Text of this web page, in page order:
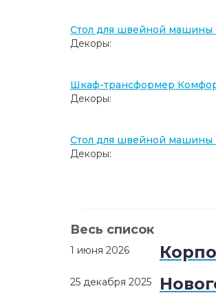
Стол для швейной машины
Декоры:
Шкаф-трансформер
Декоры:
Стол для швейной машины
Декоры:
Весь список
1 июня 2026
25 декабря 2025